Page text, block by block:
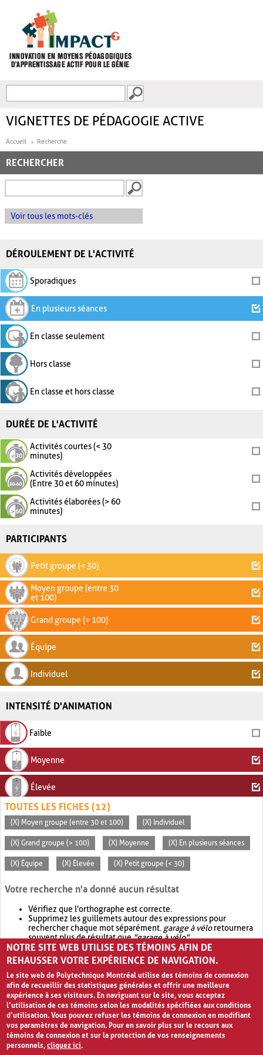
FORMULAIRE DE
VIGNETTES DE PÉDAGOGIE ACTIVE
Accueil Recherche
RECHERCHER
Voir tous les mots-clés
DÉROULEMENT DE L'ACTIVITÉ
Sporadiques
En plusieurs séances
En classe seulement
Hors classe
En classe et hors classe
DURÉE DE L'ACTIVITÉ
Activités courtes (< 30
minutes)
Activités développées
(Entre 30 et 60 minutes)
Activités élaborées (> 60
minutes)
PARTICIPANTS
Petit groupe (< 30)
Moyen groupe (entre 30
et 100)
Grand groupe (> 100)
Équipe
Individuel
INTENSITÉ D'ANIMATION
Faible
Moyenne
Élevée
TOUTES LES FICHES (12)
(X) Moyen groupe (entre 30 et 100) (X) Individuel
(X) Grand groupe (> 100) (X) Moyenne (X) En plusieurs séances
(X) Équipe (X) Élevée (X) Petit groupe (< 30)
Votre recherche n'a donné aucun résultat
Vérifiez que l'orthographe est correcte.
Supprimez les guillemets autour des expressions pour
rechercher chaque mot séparément. garage à véloretournera
souvent plus de résultat que"garage à vélo".
Envisagez d'élargir votre recherche avec OR.garage OR vélo
retournera souvent plus de résultat quegarage à vélo
NOTRE SITE WEB UTILISE DES TÉMOINS AFIN DE
REHAUSSER VOTRE EXPÉRIENCE DE NAVIGATION.
Le site web de Polytechnique Montréal utilise des témoins de connexion
afin de recueillir des statistiques générales et offrir une meilleure
expérience à ses visiteurs. En naviguant sur le site, vous acceptez
l’utilisation de ces témoins selon les modalités spécifiées aux conditions
d’utilisation. Vous pouvez refuser les témoins de connexion en modifiant
vos paramètres de navigation. Pour en savoir plus sur le recours aux
témoins de connexion et sur la protection de vos renseignements
personnels,cliquez ici.